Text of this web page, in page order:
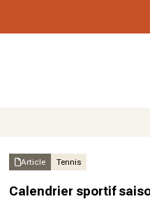
Article Tennis
Calendrier sportif